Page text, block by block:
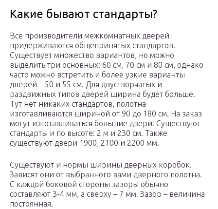
Какие бывают стандарты?
Все производители межкомнатных дверей
придерживаются общепринятых стандартов.
Существует множество вариантов, но можно
выделить три основных: 60 см, 70 см и 80 см, однако
часто можно встретить и более узкие варианты
дверей – 50 и 55 см. Для двустворчатых и
раздвижных типов дверей ширина будет больше.
Тут нет никаких стандартов, полотна
изготавливаются шириной от 90 до 180 см. На заказ
могут изготавливаться большие двери. Существуют
стандарты и по высоте: 2 м и 230 см. Также
существуют двери 1900, 2100 и 2200 мм.
Существуют и нормы ширины дверных коробок.
Зависят они от выбранного вами дверного полотна.
С каждой боковой стороны зазоры обычно
составляют 3-4 мм, а сверху – 7 мм. Зазор – величина
постоянная.